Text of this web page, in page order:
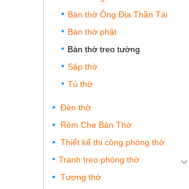
Bàn thờ Ông Địa Thần Tài
Bàn thờ phật
Bàn thờ treo tường
Sập thờ
Tủ thờ
Đèn thờ
Rèm Che Bàn Thờ
Thiết kế thi công phòng thờ
Tranh treo phòng thờ
Tượng thờ